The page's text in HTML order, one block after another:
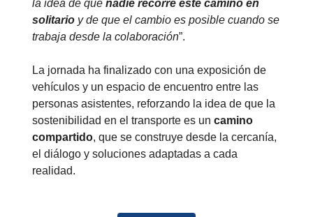
la idea de que nadie recorre este camino en
solitario y de que el cambio es posible cuando se
trabaja desde la colaboración”.
La jornada ha finalizado con una exposición de
vehículos y un espacio de encuentro entre las
personas asistentes, reforzando la idea de que la
sostenibilidad en el transporte es un camino
compartido, que se construye desde la cercanía,
el diálogo y soluciones adaptadas a cada
realidad.